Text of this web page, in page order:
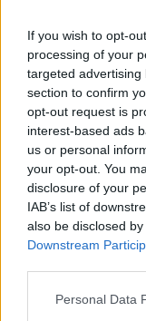
If you wish to opt-
processing of your
targeted
section to confirm
opt-out request is
interest-based ads
us or personal
your opt-out. You
disclosure of your
IAB’s list of
also be disclosed
Downstream
Personal Data